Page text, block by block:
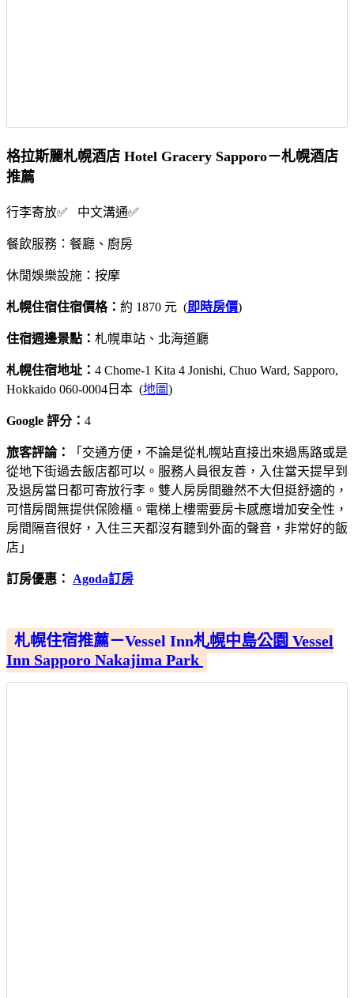
格拉斯麗札幌酒店 Hotel Gracery Sapporo－札幌酒店
推薦
行李寄放✅ 中文溝通✅
餐飲服務：餐廳、廚房
休閒娛樂設施：按摩
札幌住宿住宿價格： 約 1870 元 (即時房價)
住宿週邊景點： 札幌車站、北海道廳
札幌住宿地址： 4 Chome-1 Kita 4 Jonishi, Chuo Ward, Sapporo,
Hokkaido 060-0004日本 (地圖)
Google 評分： 4
旅客評論：
「交通方便，不論是從札幌站直接出來過馬路或是
從地下街過去飯店都可以。服務人員很友善，入住當天提早到
及退房當日都可寄放行李。雙人房房間雖然不大但挺舒適的，
可惜房間無提供保險櫃。電梯上樓需要房卡感應增加安全性，
房間隔音很好，入住三天都沒有聽到外面的聲音，非常好的飯
店」
訂房優惠： Agoda訂房
札幌住宿推薦－Vessel Inn札幌中島公園 Vessel
Inn Sapporo Nakajima Park